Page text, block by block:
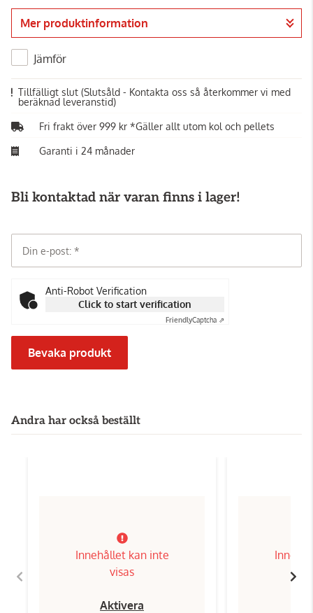
Mer produktinformation
Jämför
Tillfälligt slut (Slutsåld - Kontakta oss så återkommer vi med
beräknad leveranstid)
Fri frakt över 999 kr *Gäller allt utom kol och pellets
Garanti i 24 månader
Bli kontaktad när varan finns i lager!
Din e-post:
Anti-Robot Verification
Click to start verification
FriendlyCaptcha ⇗
Bevaka produkt
Andra har också beställt
Innehållet kan inte
visas
Aktivera